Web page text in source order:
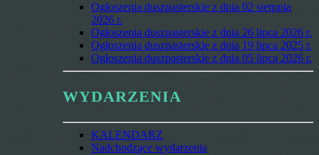
Ogłoszenia duszpasterskie z dnia 02 sierpnia
2026 r.
Ogłoszenia duszpasterskie z dnia 26 lipca 2026 r.
Ogłoszenia duszpasterskie z dnia 19 lipca 2025 r.
Ogłoszenia duszpasterskie z dnia 05 lipca 2026 r.
WYDARZENIA
KALENDARZ
Nadchodzące wydarzenia